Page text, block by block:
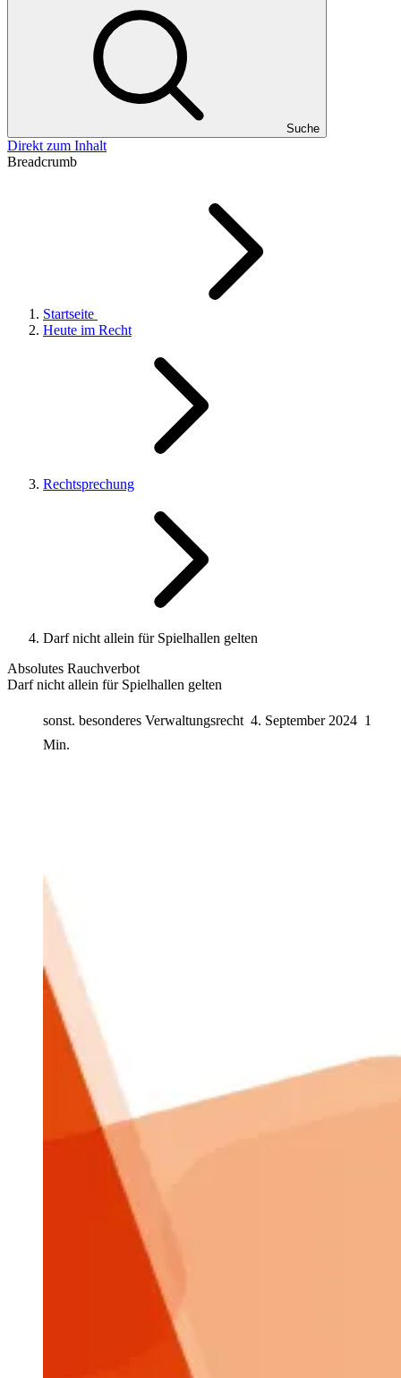
Suche
Direkt zum Inhalt
Breadcrumb
Startseite
Heute im Recht
Rechtsprechung
Darf nicht allein für Spielhallen gelten
Absolutes Rauchverbot
Darf nicht allein für Spielhallen gelten
sonst. besonderes Verwaltungsrecht 4. September 2024 1
Min.